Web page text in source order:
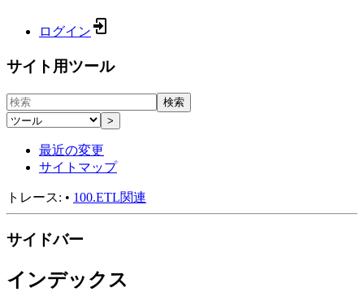
ログイン
サイト用ツール
検索
>
最近の変更
サイトマップ
トレース: • 100.ETL関連
サイドバー
インデックス